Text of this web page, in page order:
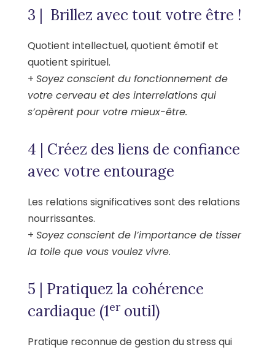
3 | Brillez avec tout votre être !
Quotient intellectuel, quotient émotif et
quotient spirituel.
+ Soyez conscient du fonctionnement de
votre cerveau et des interrelations qui
s’opèrent pour votre mieux-être.
4 | Créez des liens de confiance
avec votre entourage
Les relations significatives sont des relations
nourrissantes.
+ Soyez conscient de l’importance de tisser
la toile que vous voulez vivre.
5 | Pratiquez la cohérence
cardiaque (1er outil)
Pratique reconnue de gestion du stress qui